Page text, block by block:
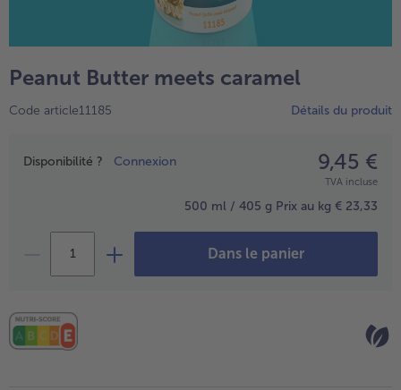
TousPlats cuisinés
Boulangerie & Pâtisserie
TousBoulangerie & Pâtisserie
TousEntrées, Apéritifs & Snacks
Produits non surgelés
TousProduits non surgelés
Peanut Butter meets caramel
Code article11185 Détails du produit
Prix
Disponibilité ? Connexion 9,45 €
TVA incluse
500 ml / 405 g Prix au kg € 23,33
Dans le panier